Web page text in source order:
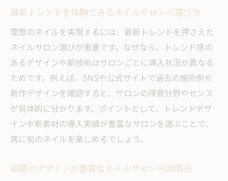
最新トレンドを体験できるネイルサロンの選び方
理想のネイルを実現するには、最新トレンドを押さえた
ネイルサロン選びが重要です。なぜなら、トレンド感の
あるデザインや新技術はサロンごとに導入状況が異なる
ためです。例えば、SNSや公式サイトで過去の施術例や
新作デザインを確認すると、サロンの得意分野やセンス
が具体的に分かります。ポイントとして、トレンドデザ
インや新素材の導入実績が豊富なサロンを選ぶことで、
常に旬のネイルを楽しめるでしょう。
話題のデザインが豊富なネイルサロンの活用法